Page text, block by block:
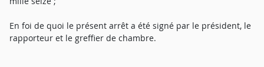
En foi de quoi le présent arrêt a été signé par le président, le
rapporteur et le greffier de chambre.